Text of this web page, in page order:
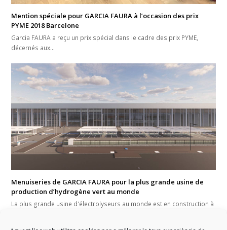
Mention spéciale pour GARCIA FAURA à l’occasion des prix
PYME 2018 Barcelone
Garcia FAURA a reçu un prix spécial dans le cadre des prix PYME,
décernés aux…
Menuiseries de GARCIA FAURA pour la plus grande usine de
production d’hydrogène vert au monde
La plus grande usine d'électrolyseurs au monde est en construction à